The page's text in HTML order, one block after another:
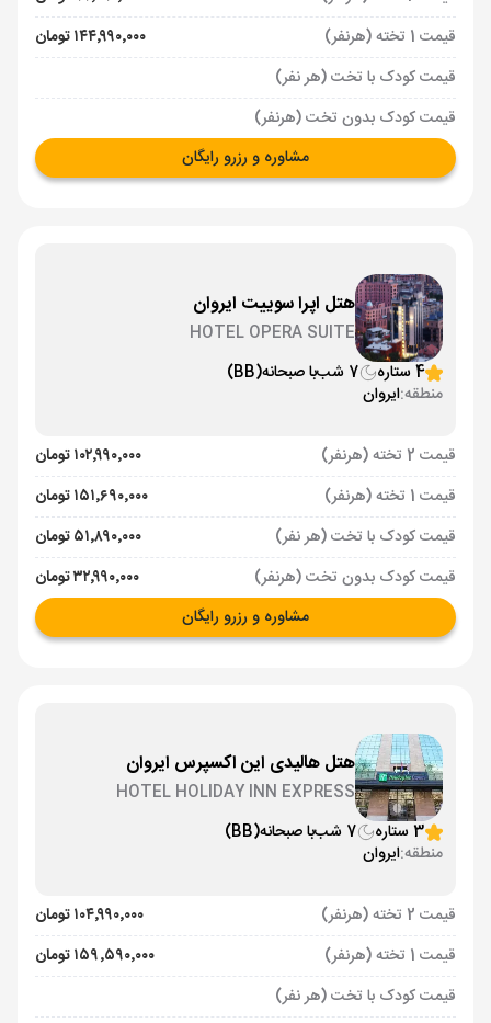
قیمت 1 تخته (هرنفر)
۱۴۴٬۹۹۰٬۰۰۰ تومان
قیمت کودک با تخت (هر نفر)
قیمت کودک بدون تخت (هرنفر)
مشاوره و رزرو رایگان
هتل اپرا سوییت ایروان
HOTEL OPERA SUITE
4 ستاره
7 شب با صبحانه(BB)
منطقه:ایروان
قیمت 2 تخته (هرنفر)
۱۰۲٬۹۹۰٬۰۰۰ تومان
قیمت 1 تخته (هرنفر)
۱۵۱٬۶۹۰٬۰۰۰ تومان
قیمت کودک با تخت (هر نفر)
۵۱٬۸۹۰٬۰۰۰ تومان
قیمت کودک بدون تخت (هرنفر)
۳۲٬۹۹۰٬۰۰۰ تومان
مشاوره و رزرو رایگان
هتل هالیدی این اکسپرس ایروان
HOTEL HOLIDAY INN EXPRESS
3 ستاره
7 شب با صبحانه(BB)
منطقه:ایروان
قیمت 2 تخته (هرنفر)
۱۰۴٬۹۹۰٬۰۰۰ تومان
قیمت 1 تخته (هرنفر)
۱۵۹٬۵۹۰٬۰۰۰ تومان
قیمت کودک با تخت (هر نفر)